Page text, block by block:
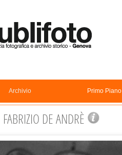
Archivio Primo Piano
FABRIZIO DE ANDRÈ